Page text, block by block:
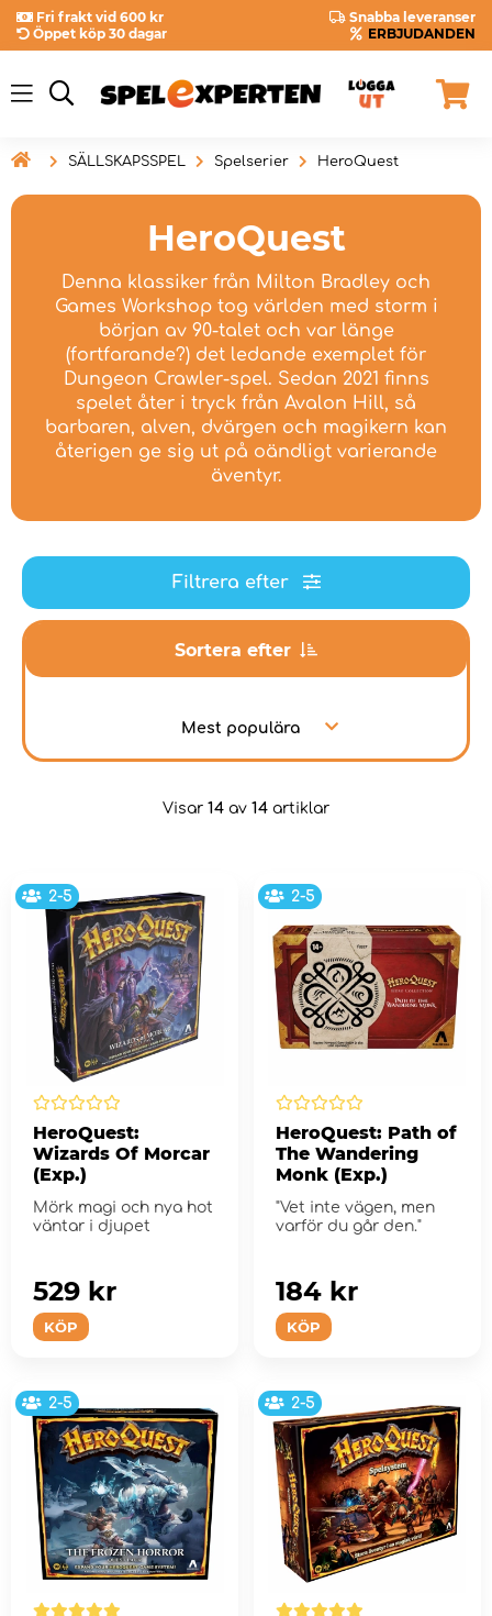
Fri frakt vid 600 kr
Snabba leveranser
Öppet köp 30 dagar
ERBJUDANDEN
 SÄLLSKAPSSPEL Spelserier HeroQuest
HeroQuest
Denna klassiker från Milton Bradley och
Games Workshop tog världen med storm i
början av 90-talet och var länge
(fortfarande?) det ledande exemplet för
Dungeon Crawler-spel. Sedan 2021 finns
spelet åter i tryck från Avalon Hill, så
barbaren, alven, dvärgen och magikern kan
återigen ge sig ut på oändligt varierande
äventyr.
Filtrera efter
Sortera efter
Mest populära
Visar 14 av 14 artiklar
2-5
HeroQuest:
Wizards Of Morcar
(Exp.)
Mörk magi och nya hot
väntar i djupet
KÖP
529 kr
2-5
HeroQuest: Path of
The Wandering
Monk (Exp.)
"Vet inte vägen, men
varför du går den."
KÖP
184 kr
2-5 2-5